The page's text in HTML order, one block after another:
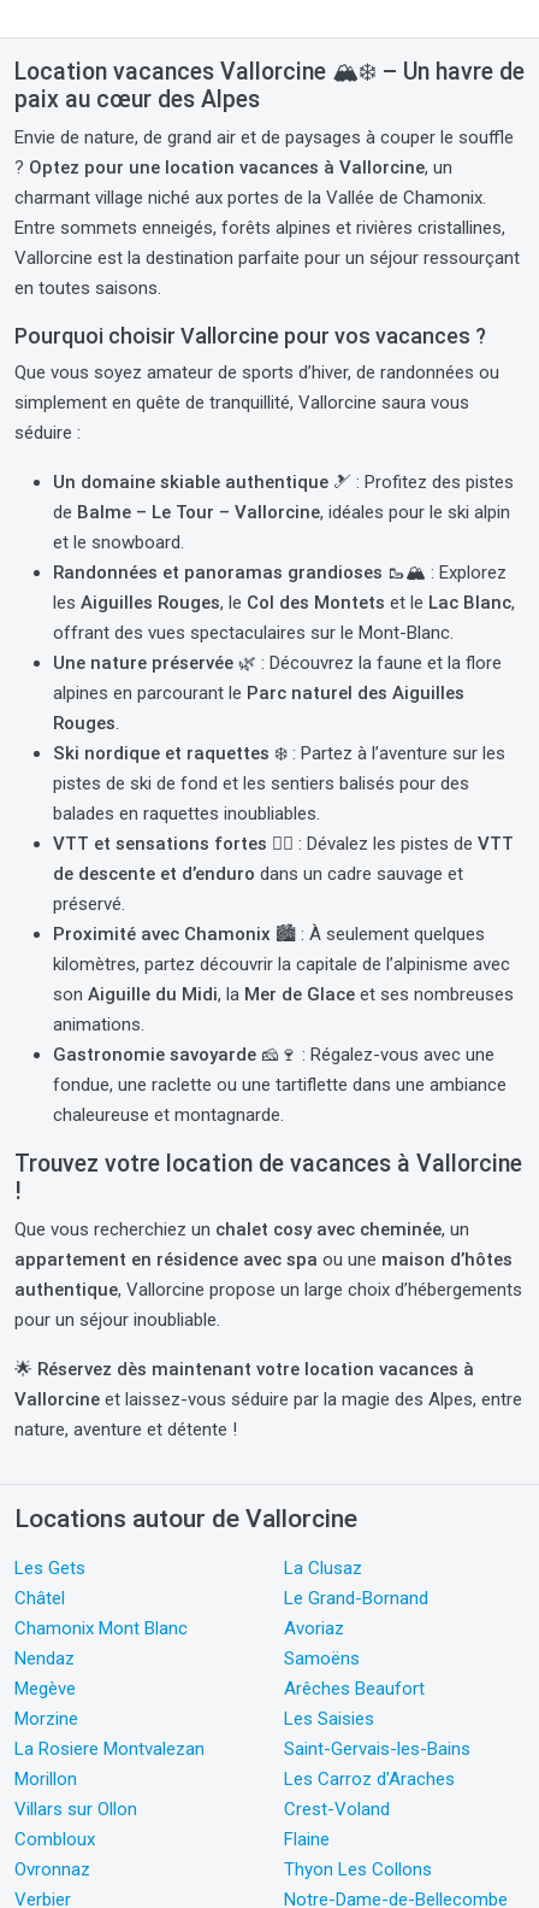
Location vacances Vallorcine 🏔️❄️ – Un havre de
paix au cœur des Alpes
Envie de nature, de grand air et de paysages à couper le souffle
? Optez pour une location vacances à Vallorcine, un
charmant village niché aux portes de la Vallée de Chamonix.
Entre sommets enneigés, forêts alpines et rivières cristallines,
Vallorcine est la destination parfaite pour un séjour ressourçant
en toutes saisons.
Pourquoi choisir Vallorcine pour vos vacances ?
Que vous soyez amateur de sports d’hiver, de randonnées ou
simplement en quête de tranquillité, Vallorcine saura vous
séduire :
Un domaine skiable authentique 🎿 : Profitez des pistes
de Balme – Le Tour – Vallorcine, idéales pour le ski alpin
et le snowboard.
Randonnées et panoramas grandioses 🥾🏔️ : Explorez
les Aiguilles Rouges, le Col des Montets et le Lac Blanc,
offrant des vues spectaculaires sur le Mont-Blanc.
Une nature préservée 🌿 : Découvrez la faune et la flore
alpines en parcourant le Parc naturel des Aiguilles
Rouges.
Ski nordique et raquettes ❄️ : Partez à l’aventure sur les
pistes de ski de fond et les sentiers balisés pour des
balades en raquettes inoubliables.
VTT et sensations fortes 🚵‍♂️ : Dévalez les pistes de VTT
de descente et d’enduro dans un cadre sauvage et
préservé.
Proximité avec Chamonix 🏙️ : À seulement quelques
kilomètres, partez découvrir la capitale de l’alpinisme avec
son Aiguille du Midi, la Mer de Glace et ses nombreuses
animations.
Gastronomie savoyarde 🧀🍷 : Régalez-vous avec une
fondue, une raclette ou une tartiflette dans une ambiance
chaleureuse et montagnarde.
Trouvez votre location de vacances à Vallorcine
!
Que vous recherchiez un chalet cosy avec cheminée, un
appartement en résidence avec spa ou une maison d’hôtes
authentique, Vallorcine propose un large choix d’hébergements
pour un séjour inoubliable.
🌟 Réservez dès maintenant votre location vacances à
Vallorcine et laissez-vous séduire par la magie des Alpes, entre
nature, aventure et détente !
Locations autour de Vallorcine
Les Gets
La Clusaz
Châtel
Le Grand-Bornand
Chamonix Mont Blanc
Avoriaz
Nendaz
Samoëns
Megève
Arêches Beaufort
Morzine
Les Saisies
La Rosiere Montvalezan
Saint-Gervais-les-Bains
Morillon
Les Carroz d'Araches
Villars sur Ollon
Crest-Voland
Combloux
Flaine
Ovronnaz
Thyon Les Collons
Verbier
Notre-Dame-de-Bellecombe